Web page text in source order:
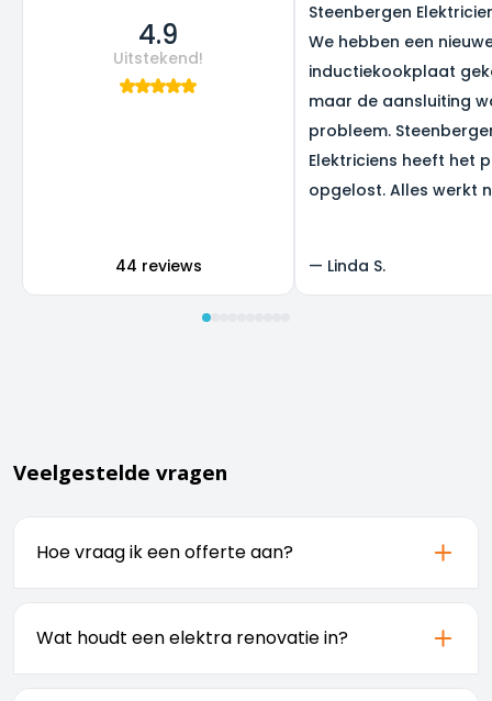
4.9
Uitstekend!
44 reviews
Steenbergen
We hebben een
inductiekookplaat
maar de aansluiting
probleem.
Elektriciens heeft het
opgelost. Alles werkt
— Linda S.
Veelgestelde vragen
Hoe vraag ik een offerte aan?
U kunt eenvoudig een offerte aanvragen via
onze
offertepagina. Vul het formulier in en
prijsopgave.
Wat houdt een elektra renovatie in?
Een elektra renovatie omvat het vervangen of